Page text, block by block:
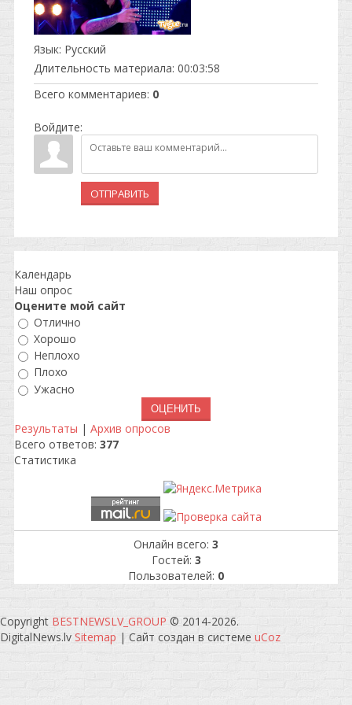
Язык: Русский
Длительность материала: 00:03:58
Всего комментариев: 0
Войдите:
ОТПРАВИТЬ
Календарь
Наш опрос
Оцените мой сайт
Отлично
Хорошо
Неплохо
Плохо
Ужасно
Результаты | Архив опросов
Всего ответов: 377
Статистика
Онлайн всего: 3
Гостей: 3
Пользователей: 0
Copyright BESTNEWSLV_GROUP © 2014-2026.
DigitalNews.lv Sitemap | Сайт создан в системе uCoz